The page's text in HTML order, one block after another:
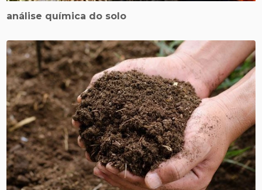
análise química do solo